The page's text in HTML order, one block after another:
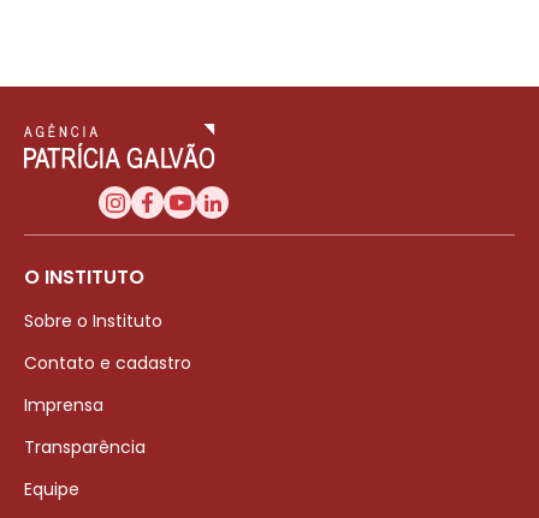
O INSTITUTO
Sobre o Instituto
Contato e cadastro
Imprensa
Transparência
Equipe